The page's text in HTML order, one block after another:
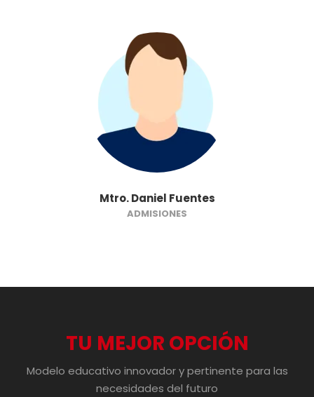
Mtro. Daniel Fuentes
ADMISIONES
TU MEJOR OPCIÓN
Modelo educativo innovador y pertinente para las
necesidades del futuro